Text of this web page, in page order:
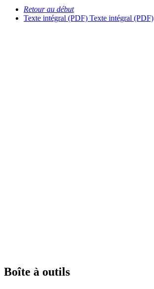
Retour au début
Texte intégral (PDF) Texte intégral (PDF)
Boîte à outils